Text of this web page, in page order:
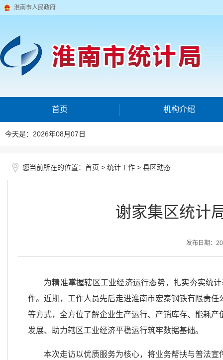
淮南市人民政府
首页 机构介绍
今天是：2026年08月07日
您当前所在的位置： 首页 > 统计工作 > 县区动态
谢家集区统计
发布日期：
为精准掌握辖区工业经济运行态势，扎实夯实统
作。近期，工作人员先后走进淮南市宏泰钢铁有限责
等方式，全方位了解企业生产运行、产销库存、能耗
发展、助力辖区工业经济平稳运行筑牢数据基础。
本次走访以优质服务为核心，将业务帮扶与普法